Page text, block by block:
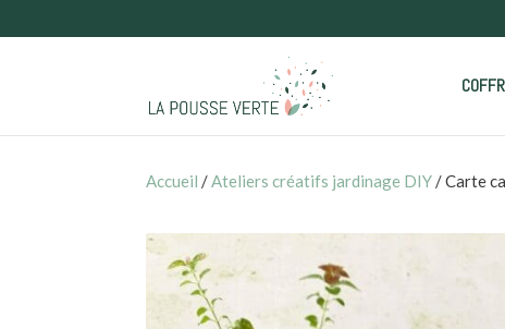
Accueil /Ateliers créatifs jardinage DIY/ Carte